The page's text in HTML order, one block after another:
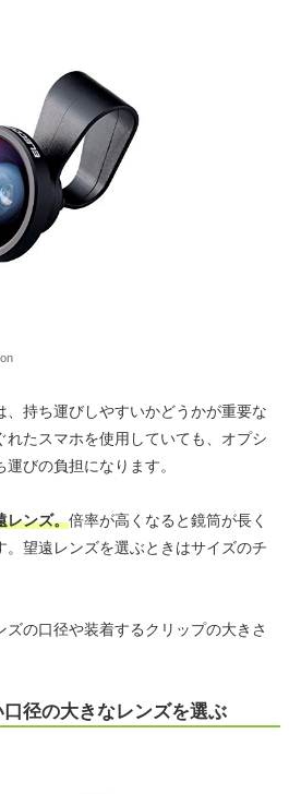
、持ち運びしやすいかどうかが重要な
たスマホを使用していても、オプシ
びの負担になります。
レンズ。倍率が高くなると鏡筒が長く
。望遠レンズを選ぶときはサイズのチ
の口径や装着するクリップの大きさ
口径の大きなレンズを選ぶ